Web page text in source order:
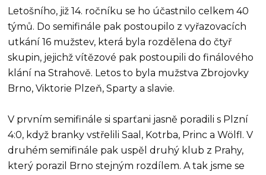
Letošního, již 14. ročníku se ho účastnilo celkem 40
týmů. Do semifinále pak postoupilo z vyřazovacích
utkání 16 mužstev, která byla rozdělena do čtyř
skupin, jejichž vítězové pak postoupili do finálového
klání na Strahově. Letos to byla mužstva Zbrojovky
Brno, Viktorie Plzeň, Sparty a slavie.
V prvním semifinále si sparťani jasně poradili s Plzní
4:0, když branky vstřelili Saal, Kotrba, Princ a Wölfl. V
druhém semifinále pak uspěl druhý klub z Prahy,
který porazil Brno stejným rozdílem. A tak jsme se